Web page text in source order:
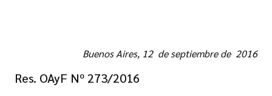
Buenos Aires, 12 de septiembre de 2016
Res. OAyF Nº 273/2016